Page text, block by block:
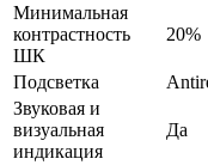
Минимальная
контрастность
ШК
20%
Подсветка
Звуковая и
визуальная
индикация
Да